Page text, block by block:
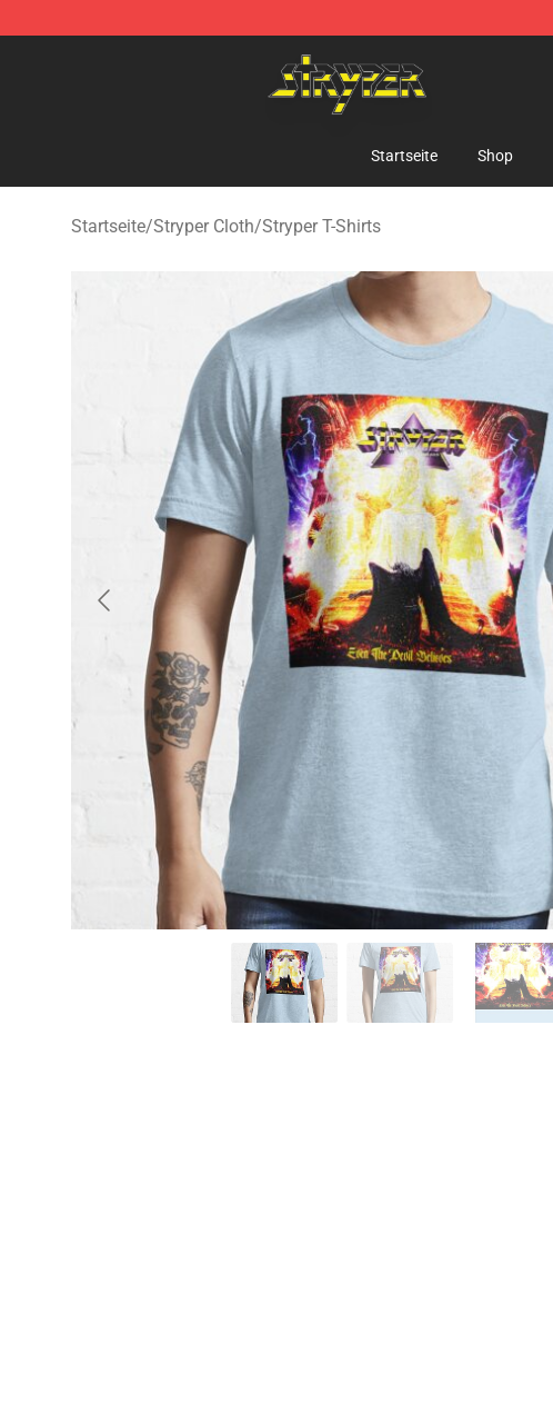
Stryper Store - Official Stryper Merchandise Shop
Startseite Shop
Startseite/Stryper Cloth/Stryper T-Shirts